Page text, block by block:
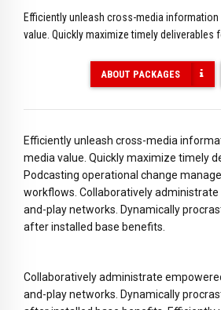
Efficiently unleash cross-media
value. Quickly maximize timely deliverables
ABOUT PACKAGES
Efficiently unleash cross-media
media value. Quickly maximize timely
Podcasting operational change
workflows. Collaboratively
and-play networks. Dynamically
after installed base benefits.
Collaboratively administrate
and-play networks. Dynamically